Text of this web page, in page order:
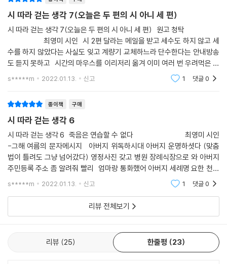
시 따라 걷는 생각 7(오늘은 두 편의 시 아니 세 편)
시 따라 걷는 생각 7(오늘은 두 편의 시 아니 세 편) 원고 청탁
최영미 시인 시 2편 달라는 메일을 받고 세수도 하지 않고 세
수를 하지 않았다는 사실도 잊고 계량기 교체하느라 단수한다는 안내방송
도 듣지 못하고 시간의 마우스를 이리저리 옮겨 이미 여러 번 우려먹은 기
s*****m 2022.01.13. 신고 1 댓글0
종이책 구매
시 따라 걷는 생각 6
시 따라 걷는 생각 6 죽음은 연습할 수 없다 최영미 시인
-그해 여름의 문자메시지 아버지 위독하시대 아버지 운명하셧다 (맞춤
법이 틀려도 그냥 넘어갔다) 영정사진 갖고 병원 장례식장으로 와 아버지
주민등록 주소 좀 알려줘 빨리 엄마랑 통화했어 아버지 세례명 요한 천주
교 식으로 장례 치르지 말래 안치료 20만 입관료 20만 음
s*****m 2022.01.13. 신고 1 댓글0
리뷰 전체보기
리뷰 25 한줄평 23